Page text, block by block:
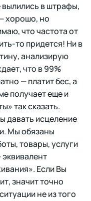
в штрафы,
хорошо, но
что частота от
то придется! Ни в
анализирую
что в 99%
— платит бес, а
получает еще и
так сказать.
давать исцеление
Мы обязаны
товары, услуги
Если Вы
значит точно
не из того